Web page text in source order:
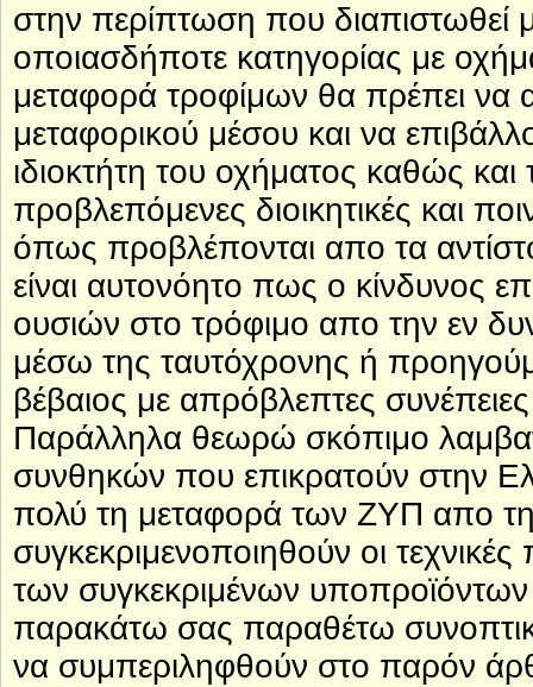
στην περίπτωση που
οποιασδήποτε κατηγορίας με
μεταφορά τροφίμων θα πρέπει να
μεταφορικού μέσου και να
ιδιοκτήτη του οχήματος καθώς
προβλεπόμενες διοικητικές και
όπως προβλέπονται απο τα
είναι αυτονόητο πως ο κίνδυνος
ουσιών στο τρόφιμο απο την εν
μέσω της ταυτόχρονης ή
βέβαιος με απρόβλεπτες
Παράλληλα θεωρώ σκόπιμο
συνθηκών που επικρατούν στην
πολύ τη μεταφορά των ΖΥΠ απο
συγκεκριμενοποιηθούν οι
των συγκεκριμένων υποπροϊόντων
παρακάτω σας παραθέτω
να συμπεριληφθούν στο παρόν